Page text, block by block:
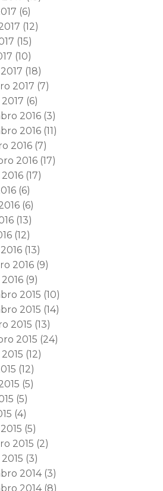
(6)
(12)
(15)
(10)
(18)
2017 (7)
(6)
2016 (3)
2016 (11)
2016 (7)
2016 (17)
(17)
(6)
(6)
(13)
(12)
(13)
2016 (9)
(9)
2015 (10)
2015 (14)
2015 (13)
2015 (24)
(12)
(12)
(5)
(5)
(4)
(5)
2015 (2)
(3)
2014(3)
2014(8)